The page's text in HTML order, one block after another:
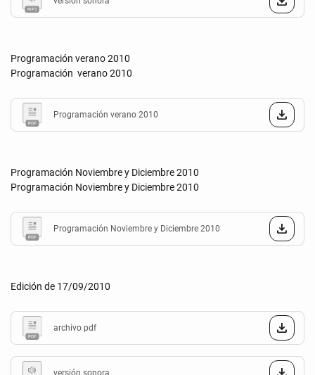
Programación verano 2010
Programación verano 2010
Programación verano 2010
Programación Noviembre y Diciembre 2010
Programación Noviembre y Diciembre 2010
Programación Noviembre y Diciembre 2010
Edición de 17/09/2010
archivo pdf
versión sonora